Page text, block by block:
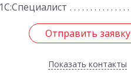
1С:Специалист
Отправить заявку
Показать контакты
Отправить заявку
Назад